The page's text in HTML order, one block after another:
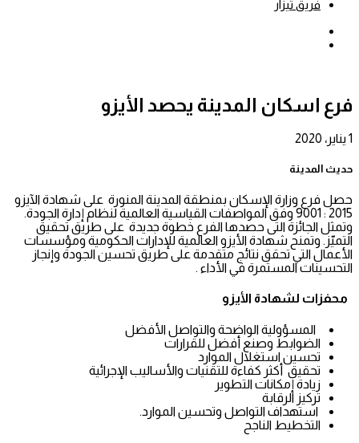
فريق تيزار
فرع اسكان المدينة يحصد الأيزو
1 يناير، 2020
حديث المدينة
حصل فرع وزارة الإسكان بمنطقة المدينة المنورة على شهادة الآيزو
2015 : 9001 وفق المواصفات القياسية العالمية لنظام إدارة الجودة.
وتمثل الجائزة التى حصدها الفرع خطوة جديدة على طريق تحقيق
التميّز. وتمنح شهادة الأيزو العالمية للإدارات الحكومية ومؤسسات
الأعمال التي تحقق نتائج متقدمة على طريق تحسين الجودة وإنجاز
التحسينات المستمرة في الأداء .
محفزات لشهادة الأيزو
المسؤولية الواضحة والتواصل الأفضل
الضوابط وصنع أفضل للقرارات
تحسين استغلال الموارد
تحقيق أكثر كفاءة للتقنيات والأساليب الإجرائية
زيادة إمكانات التطوير
تركيز الرقابة
استهداف التواصل وتحسين الموارد.
التخطيط الناجح